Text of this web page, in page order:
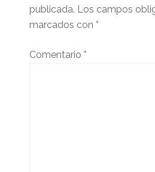
publicada. Los campos
marcados con *
Comentario *